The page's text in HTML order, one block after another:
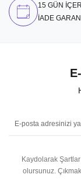
15 GÜN
İADE
Kaydolarak Şartlar
olursunuz.